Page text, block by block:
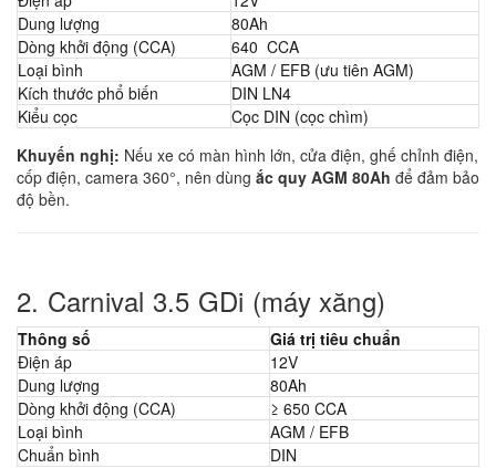
Dung lượng
80Ah
Dòng khởi động (CCA)
640 CCA
Loại bình
AGM / EFB (ưu tiên AGM)
Kích thước phổ biến
DIN LN4
Kiểu cọc
Cọc DIN (cọc chìm)
Khuyến nghị: Nếu xe có màn hình lớn, cửa điện, ghế chỉnh điện,
cốp điện, camera 360°, nên dùng ắc quy AGM 80Ah để đảm bảo
độ bền.
2. Carnival 3.5 GDi (máy xăng)
Thông số
Giá trị tiêu chuẩn
Điện áp
12V
Dung lượng
80Ah
Dòng khởi động (CCA)
≥ 650 CCA
Loại bình
AGM / EFB
Chuẩn bình
DIN